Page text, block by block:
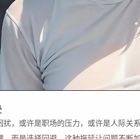
扰，或许是职场的压力，或许是人际关